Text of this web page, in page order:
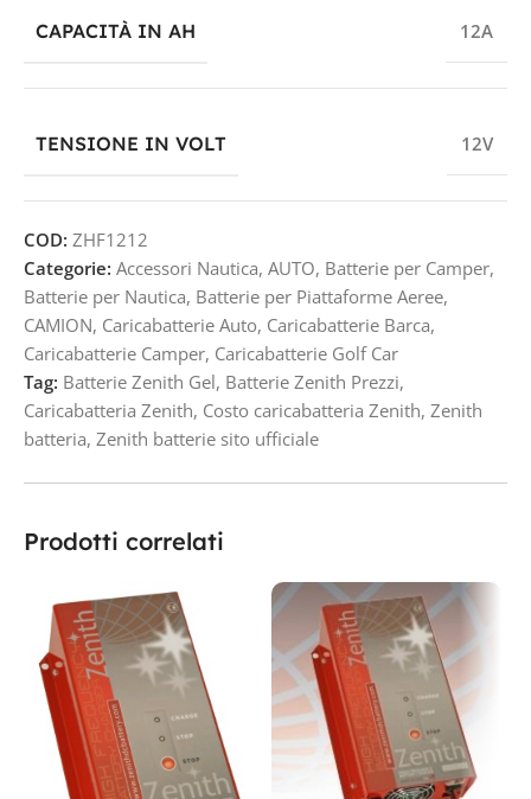
CAPACITÀ IN AH 12A
TENSIONE IN VOLT 12V
COD: ZHF1212
Categorie: Accessori Nautica, AUTO, Batterie per Camper,
Batterie per Nautica, Batterie per Piattaforme Aeree,
CAMION, Caricabatterie Auto, Caricabatterie Barca,
Caricabatterie Camper, Caricabatterie Golf Car
Tag: Batterie Zenith Gel, Batterie Zenith Prezzi,
Caricabatteria Zenith, Costo caricabatteria Zenith, Zenith
batteria, Zenith batterie sito ufficiale
Prodotti correlati